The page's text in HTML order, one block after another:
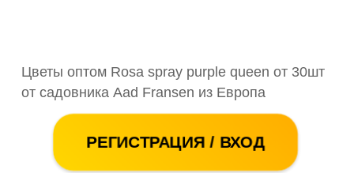
Цветы оптом Rosa spray purple queen от 30шт
от садовника Aad Fransen из Европа
РЕГИСТРАЦИЯ / ВХОД